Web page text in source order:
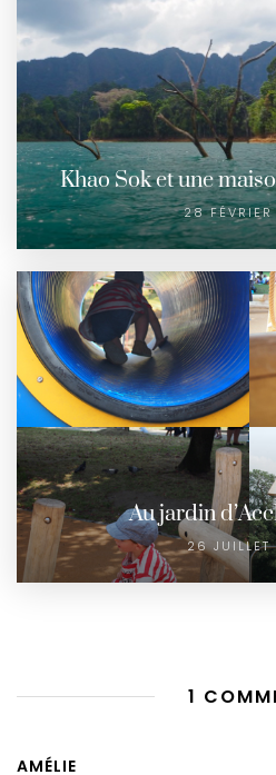
Khao Sok et une
28
Au jardin
26 JUILLET
1
AMÉLIE